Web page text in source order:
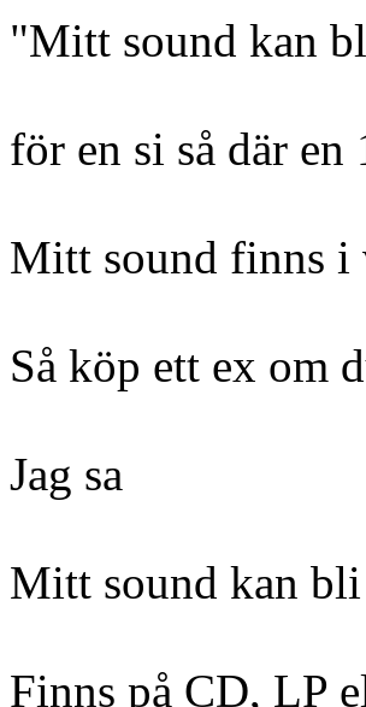
"Mitt sound kan
för en si så där en
Mitt sound finns i
Så köp ett ex om
Jag sa
Mitt sound kan
Finns på CD, LP